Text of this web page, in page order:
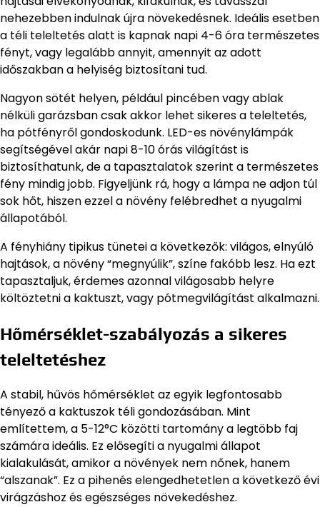
nehezebben indulnak újra növekedésnek. Ideális esetben
a téli teleltetés alatt is kapnak napi 4-6 óra természetes
fényt, vagy legalább annyit, amennyit az adott
időszakban a helyiség biztosítani tud.
Nagyon sötét helyen, például pincében vagy ablak
nélküli garázsban csak akkor lehet sikeres a teleltetés,
ha pótfényről gondoskodunk. LED-es növénylámpák
segítségével akár napi 8-10 órás világítást is
biztosíthatunk, de a tapasztalatok szerint a természetes
fény mindig jobb. Figyeljünk rá, hogy a lámpa ne adjon túl
sok hőt, hiszen ezzel a növény felébredhet a nyugalmi
állapotából.
A fényhiány tipikus tünetei a következők: világos, elnyúló
hajtások, a növény “megnyúlik”, színe fakóbb lesz. Ha ezt
tapasztaljuk, érdemes azonnal világosabb helyre
költöztetni a kaktuszt, vagy pótmegvilágítást alkalmazni.
Hőmérséklet-szabályozás a sikeres
teleltetéshez
A stabil, hűvös hőmérséklet az egyik legfontosabb
tényező a kaktuszok téli gondozásában. Mint
említettem, a 5-12°C közötti tartomány a legtöbb faj
számára ideális. Ez elősegíti a nyugalmi állapot
kialakulását, amikor a növények nem nőnek, hanem
“alszanak”. Ez a pihenés elengedhetetlen a következő évi
virágzáshoz és egészséges növekedéshez.